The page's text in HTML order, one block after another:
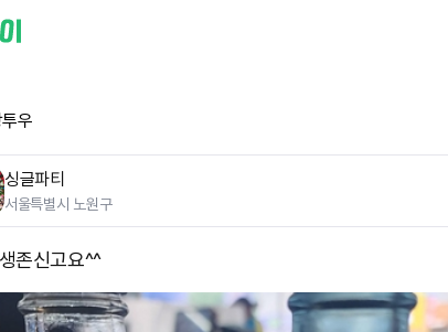
우
싱글파티
서울특별시 노원구
존신고요^^